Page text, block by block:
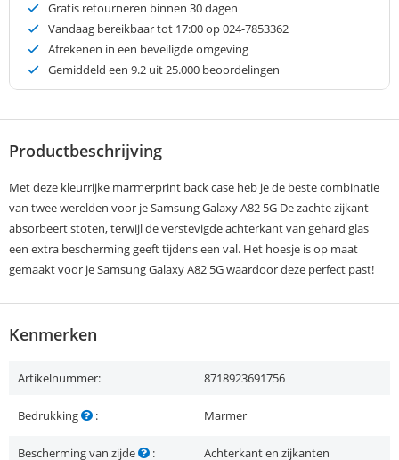
Gratis retourneren binnen 30 dagen
Vandaag bereikbaar tot 17:00 op 024-7853362
Afrekenen in een beveiligde omgeving
Gemiddeld een 9.2 uit 25.000 beoordelingen
Productbeschrijving
Met deze kleurrijke marmerprint back case heb je de beste combinatie
van twee werelden voor je Samsung Galaxy A82 5G De zachte zijkant
absorbeert stoten, terwijl de verstevigde achterkant van gehard glas
een extra bescherming geeft tijdens een val. Het hoesje is op maat
gemaakt voor je Samsung Galaxy A82 5G waardoor deze perfect past!
Kenmerken
Artikelnummer: 8718923691756
Bedrukking : Marmer
Bescherming van zijde : Achterkant en zijkanten